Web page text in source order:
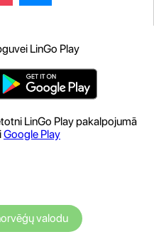
LinGo Play
LinGo Play pakalpojumā
Google Play
valodu